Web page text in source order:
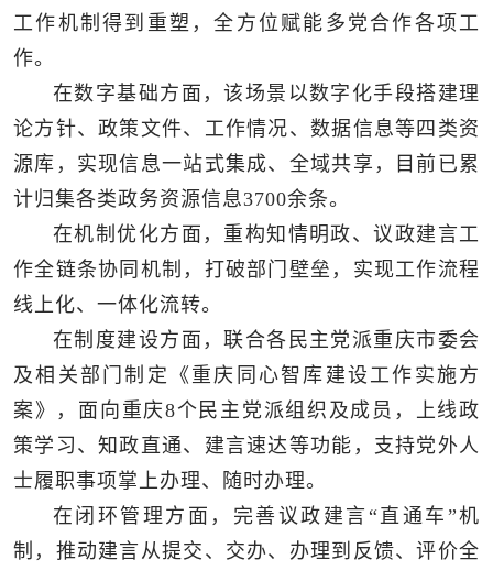
工作机制得到重塑，全方位赋能多党合作各项工
作。
在数字基础方面，该场景以数字化手段搭建理
论方针、政策文件、工作情况、数据信息等四类资
源库，实现信息一站式集成、全域共享，目前已累
计归集各类政务资源信息3700余条。
在机制优化方面，重构知情明政、议政建言工
作全链条协同机制，打破部门壁垒，实现工作流程
线上化、一体化流转。
在制度建设方面，联合各民主党派重庆市委会
及相关部门制定《重庆同心智库建设工作实施方
案》，面向重庆8个民主党派组织及成员，上线政
策学习、知政直通、建言速达等功能，支持党外人
士履职事项掌上办理、随时办理。
在闭环管理方面，完善议政建言“直通车”机
制，推动建言从提交、交办、办理到反馈、评价全